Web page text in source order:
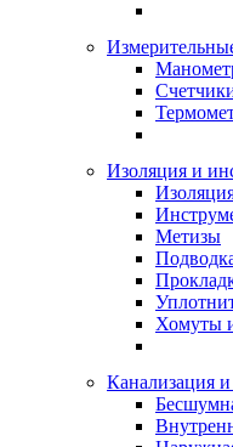
Изоляция и
Метизы
Хомуты
Канализация